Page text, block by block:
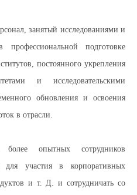
занятый исследованиями и
подготовке
постоянного укрепления
и исследовательскими
обновления и освоения
в отрасли.
опытных сотрудников
для участия в корпоративных
и т. Д. и сотрудничать со